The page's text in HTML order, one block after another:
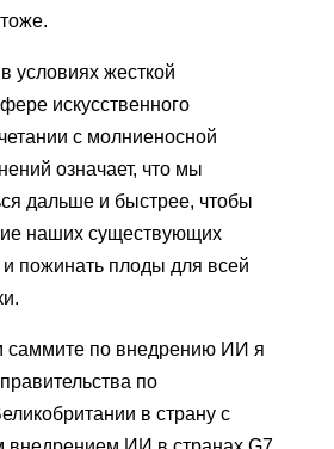
условиях жесткой
искусственного
с молниеносной
означает, что мы
дальше и быстрее, чтобы
наших существующих
пожинать плоды для всей
саммите по внедрению ИИ я
по
в страну с